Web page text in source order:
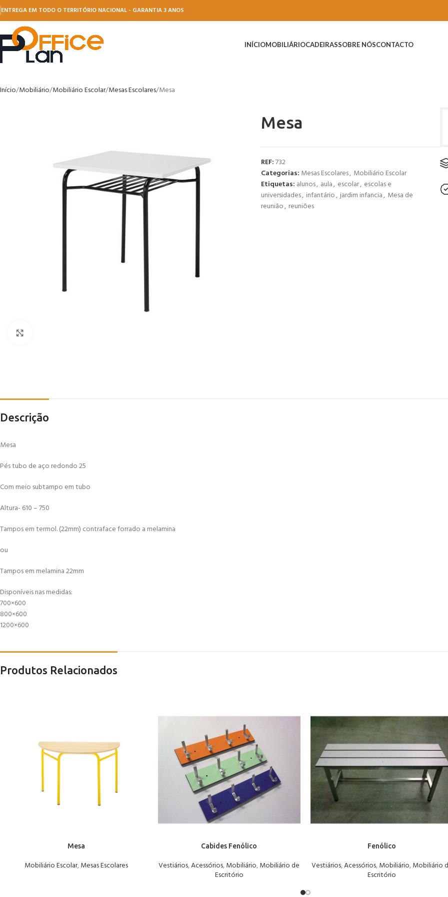
ENTREGA EM TODO O TERRITÓRIO NACIONAL - GARANTIA 3 ANOS
INÍCIOMOBILIÁRIOCADEIRASSOBRE NÓSCONTACTO
Início Mobiliário Mobiliário Escolar Mesas Escolares Mesa
Mesa
REF:732
Categorias: Mesas Escolares, Mobiliário Escolar
Etiquetas: alunos, aula, escolar, escolas e
universidades, infantário, jardim infancia, Mesa de
reunião, reuniões
Descrição
Mesa
Pés tubo de aço redondo 25
Com meio subtampo em tubo
Altura- 610 – 750
Tampos em termol. (22mm) contraface forrado a melamina
ou
Tampos em melamina 22mm
Disponíveis nas medidas:
700×600
800×600
1200×600
Produtos Relacionados
Mesa
Mobiliário Escolar,Mesas Escolares
Cabides Fenólico
Vestiários,Acessórios,Mobiliário,Mobiliário de
Escritório
Fenólico
Vestiários,Acessórios,Mobiliário,Mobiliário
Escritório